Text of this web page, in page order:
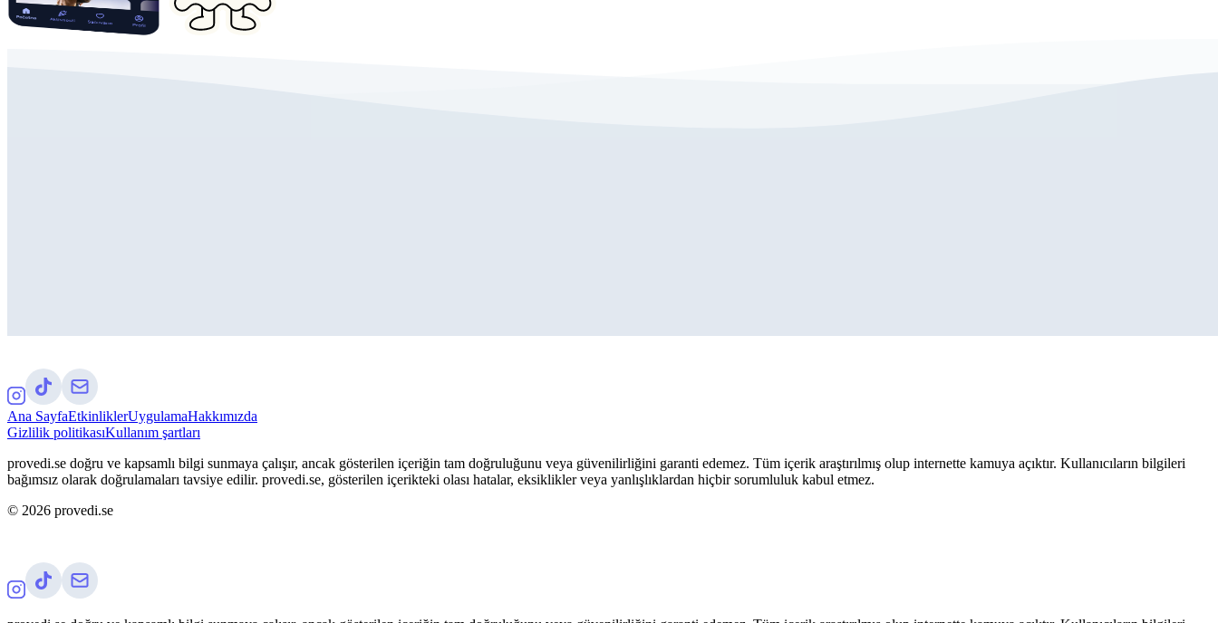
Ana SayfaEtkinliklerUygulamaHakkımızda
Gizlilik politikasıKullanım şartları
provedi.se doğru ve kapsamlı bilgi sunmaya çalışır, ancak gösterilen içeriğin tam doğruluğunu veya güvenilirliğini garanti edemez. Tüm içerik araştırılmış olup internette kamuya açıktır. Kullanıcıların bilgileri
bağımsız olarak doğrulamaları tavsiye edilir. provedi.se, gösterilen içerikteki olası hatalar, eksiklikler veya yanlışlıklardan hiçbir sorumluluk kabul etmez.
© 2026 provedi.se